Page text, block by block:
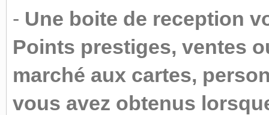
- Une boite de reception
Points prestiges, ventes
marché aux cartes,
vous avez obtenus